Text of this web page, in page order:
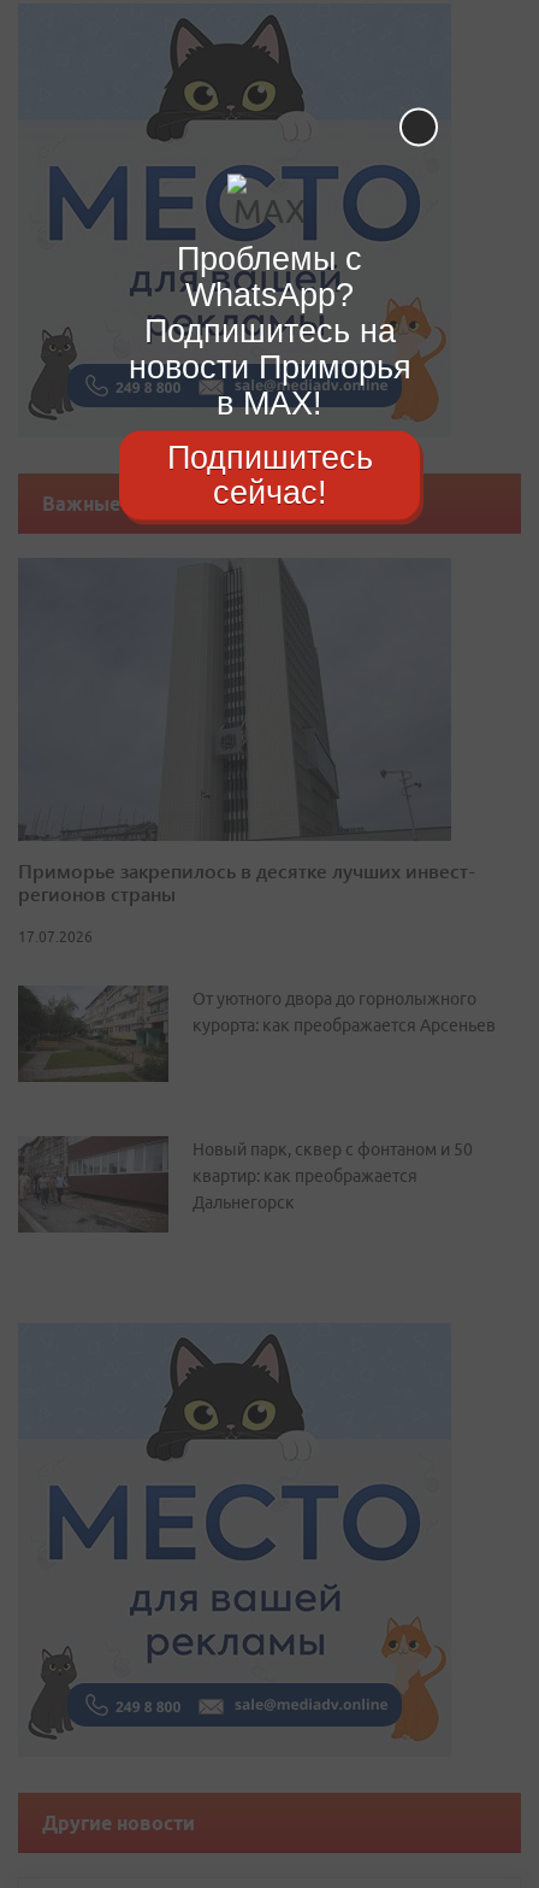
Важные новости
Приморье закрепилось в десятке лучших инвест-
регионов страны
17.07.2026
От уютного двора до горнолыжного
курорта: как преображается Арсеньев
Новый парк, сквер с фонтаном и 50
квартир: как преображается
Дальнегорск
Другие новости
Проблемы с
WhatsApp?
Подпишитесь на
новости Приморья
в MAX!
Подпишитесь
сейчас!